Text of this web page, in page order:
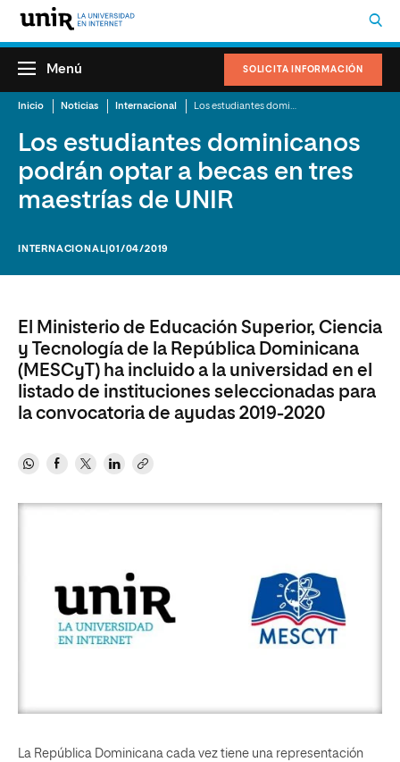
SOLICITA INFORMACIÓN
Menú
Inicio Noticias Internacional
Los estudiantes dominicanos
podrán optar a becas en tres
maestrías de UNIR
INTERNACIONAL |01/04/2019
El Ministerio de Educación Superior, Ciencia
y Tecnología de la República Dominicana
(MESCyT) ha incluido a la universidad en el
listado de instituciones seleccionadas para
la convocatoria de ayudas 2019-2020
La República Dominicana cada vez tiene una representación